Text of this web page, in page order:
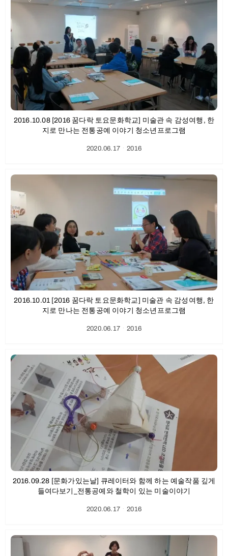
2016.10.08 [2016 꿈다락 토요문화학교] 미술관 속 감성여행, 한
지로 만나는 전통공예 이야기 청소년프로그램
2020.06.17ㆍ2016
2016.10.01 [2016 꿈다락 토요문화학교] 미술관 속 감성여행, 한
지로 만나는 전통공예 이야기 청소년프로그램
2020.06.17ㆍ2016
2016.09.28 [문화가있는날] 큐레이터와 함께 하는 예술작품 깊게
들여다보기_전통공예와 철학이 있는 미술이야기
2020.06.17ㆍ2016